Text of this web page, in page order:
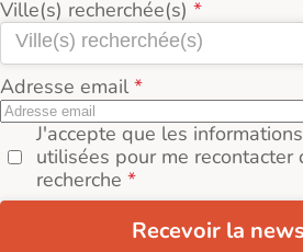
Ville(s) recherchée(s)
Adresse email
J'accepte que les
utilisées pour me recontacter
recherche
Recevoir la